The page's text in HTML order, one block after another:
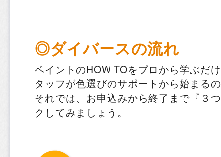
◎ダイバースの流れ
ペイントのHOW TOをプロから学ぶだ
タッフが色選びのサポートから始まる
それでは、お申込みから終了まで『３
クしてみましょう。